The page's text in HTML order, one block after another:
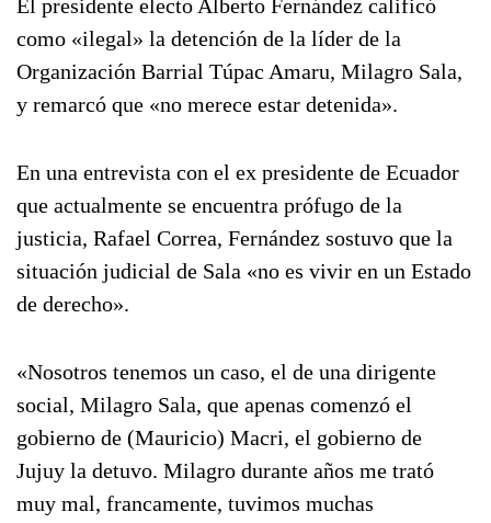
El presidente electo Alberto Fernández calificó
como «ilegal» la detención de la líder de la
Organización Barrial Túpac Amaru, Milagro Sala,
y remarcó que «no merece estar detenida».
En una entrevista con el ex presidente de Ecuador
que actualmente se encuentra prófugo de la
justicia, Rafael Correa, Fernández sostuvo que la
situación judicial de Sala «no es vivir en un Estado
de derecho».
«Nosotros tenemos un caso, el de una dirigente
social, Milagro Sala, que apenas comenzó el
gobierno de (Mauricio) Macri, el gobierno de
Jujuy la detuvo. Milagro durante años me trató
muy mal, francamente, tuvimos muchas